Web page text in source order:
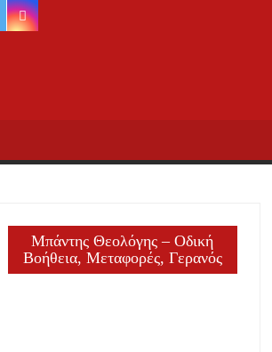
instagram
Μπάντης Θεολόγης – Οδική
Βοήθεια, Μεταφορές, Γερανός